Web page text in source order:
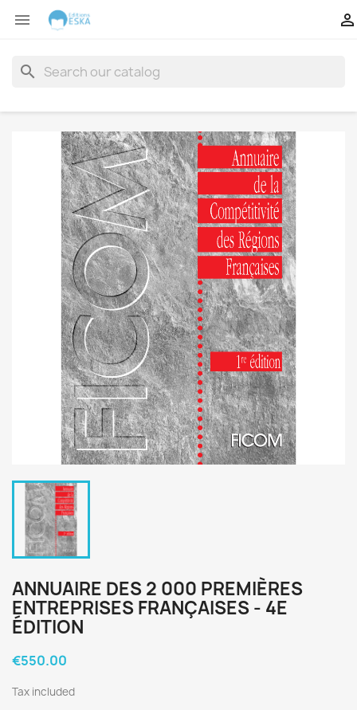
 
search
ANNUAIRE DES 2 000 PREMIÈRES
ENTREPRISES FRANÇAISES - 4E
ÉDITION
€550.00
Tax included